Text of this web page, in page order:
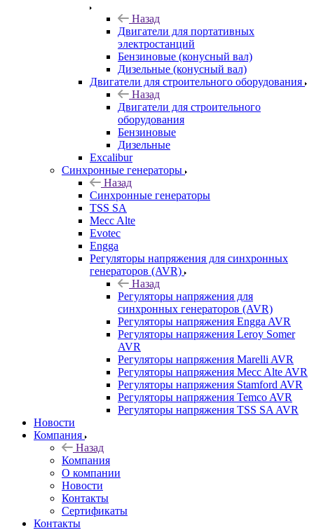
Назад
Двигатели для портативных
электростанций
Бензиновые (конусный вал)
Дизельные (конусный вал)
Двигатели для строительного оборудования
Назад
Двигатели для строительного
оборудования
Бензиновые
Дизельные
Excalibur
Синхронные генераторы
Назад
Синхронные генераторы
TSS SA
Mecc Alte
Evotec
Engga
Регуляторы напряжения для синхронных
генераторов (AVR)
Назад
Регуляторы напряжения для
синхронных генераторов (AVR)
Регуляторы напряжения Engga AVR
Регуляторы напряжения Leroy Somer
AVR
Регуляторы напряжения Marelli AVR
Регуляторы напряжения Mecc Alte AVR
Регуляторы напряжения Stamford AVR
Регуляторы напряжения Temco AVR
Регуляторы напряжения TSS SA AVR
Новости
Компания
Назад
Компания
О компании
Новости
Контакты
Сертификаты
Контакты